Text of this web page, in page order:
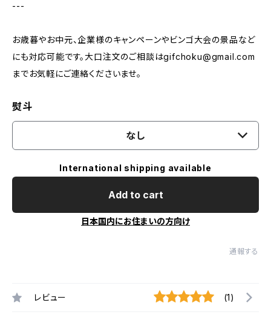
---
お歳暮やお中元、企業様のキャンペーンやビンゴ大会の景品など
にも対応可能です。大口注文のご相談はgifchoku@gmail.com
までお気軽にご連絡くださいませ。
熨斗
なし
International shipping available
Add to cart
日本国内にお住まいの方向け
通報する
レビュー (1)